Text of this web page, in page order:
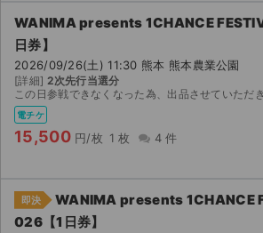
WANIMA presents 1CHANCE
日券】
2026/09/26(土) 11:30 熊本 熊本農業公園
[詳細] 2次先行当選分
この日参戦できなくなった為、出品させていただきました。
電チケ
15,500 円/枚 1 枚 4 件
即決
WANIMA presents 1CHANCE
026【1日券】